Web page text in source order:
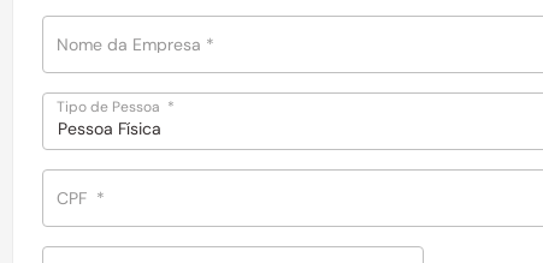
Nome da Empresa *
Tipo de Pessoa *
Pessoa Física
CPF *